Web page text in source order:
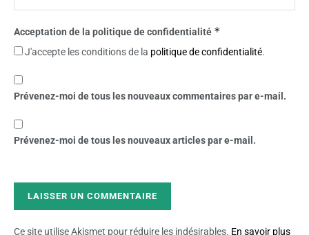
Acceptation de la politique de confidentialité *
J'accepte les conditions de la politique de confidentialité.
Prévenez-moi de tous les nouveaux commentaires par e-mail.
Prévenez-moi de tous les nouveaux articles par e-mail.
Ce site utilise Akismet pour réduire les indésirables. En savoir plus